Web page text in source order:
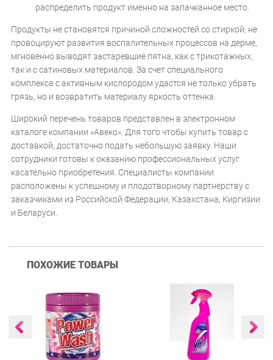
распределить продукт именно на запачканное место.
Продукты не становятся причиной сложностей со стиркой, не
провоцируют развития воспалительных процессов на дерме,
мгновенно выводят застаревшие пятна, как с трикотажных,
так и с сатиновых материалов. За счет специального
комплекса с активным кислородом удастся не только убрать
грязь, но и возвратить материалу яркость оттенка.
Широкий перечень товаров представлен в электронном
каталоге компании «Авеко». Для того чтобы купить товар с
доставкой, достаточно подать небольшую заявку. Наши
сотрудники готовы к оказанию профессиональных услуг
касательно приобретения. Специалисты компании
расположены к успешному и плодотворному партнерству с
заказчиками из Российской Федерации, Казахстана, Киргизии
и Беларуси.
ПОХОЖИЕ ТОВАРЫ